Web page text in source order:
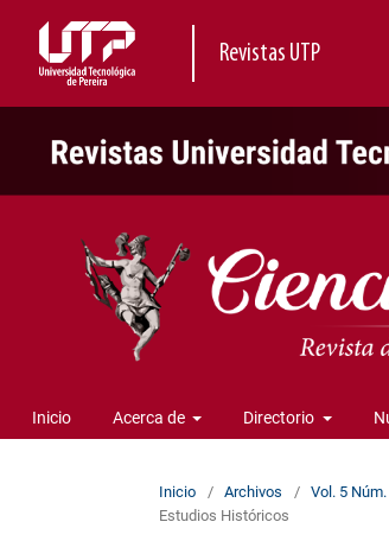
Revistas UTP
Inicio Acerca de Directorio
Inicio / Archivos / Vol. 5
Estudios Históricos